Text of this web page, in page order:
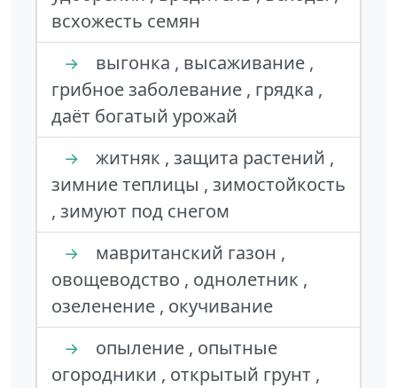
всхожесть семян
→
выгонка , высаживание ,
грибное заболевание , грядка ,
даёт богатый урожай
→
житняк , защита растений ,
зимние теплицы , зимостойкость
, зимуют под снегом
→
мавританский газон ,
овощеводство , однолетник ,
озеленение , окучивание
→
опыление , опытные
огородники , открытый грунт ,